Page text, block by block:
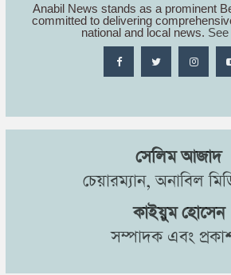
Anabil News stands as a prominent
committed to delivering
national and local news.
সেলিম আজাদ
চেয়ারম্যান, অনাবিল
কাইয়ুম হোসেন
সম্পাদক এবং